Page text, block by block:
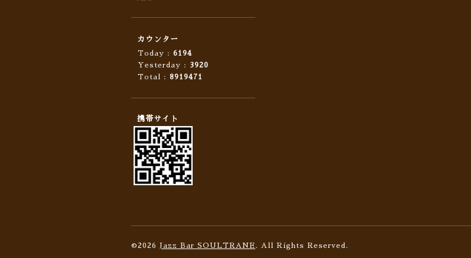
カウンター
Today : 6194
Yesterday : 3920
Total : 8919471
携帯サイト
©2026 Jazz Bar SOULTRANE . All Rights Reserved.